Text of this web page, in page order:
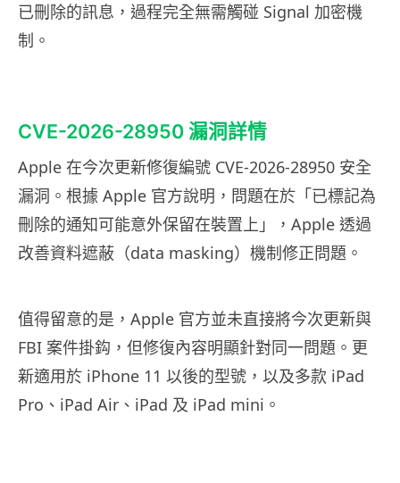
已刪除的訊息，過程完全無需觸碰 Signal 加密機
制。
CVE-2026-28950 漏洞詳情
Apple 在今次更新修復編號 CVE-2026-28950 安全
漏洞。根據 Apple 官方說明，問題在於「已標記為
刪除的通知可能意外保留在裝置上」，Apple 透過
改善資料遮蔽（data masking）機制修正問題。
值得留意的是，Apple 官方並未直接將今次更新與
FBI 案件掛鈎，但修復內容明顯針對同一問題。更
新適用於 iPhone 11 以後的型號，以及多款 iPad
Pro、iPad Air、iPad 及 iPad mini。